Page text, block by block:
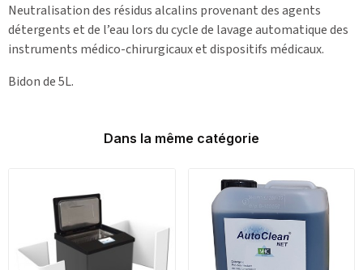
Neutralisation des résidus alcalins provenant des agents
détergents et de l’eau lors du cycle de lavage automatique des
instruments médico-chirurgicaux et dispositifs médicaux.
Bidon de 5L.
Dans la même catégorie